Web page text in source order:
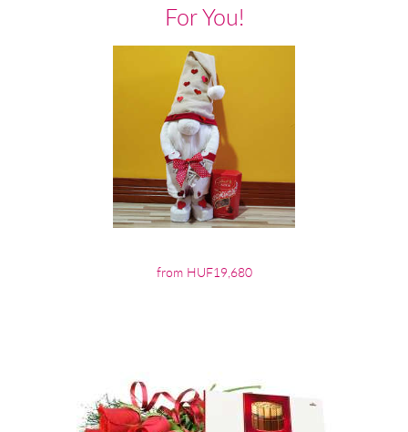
For You!
from HUF19,680